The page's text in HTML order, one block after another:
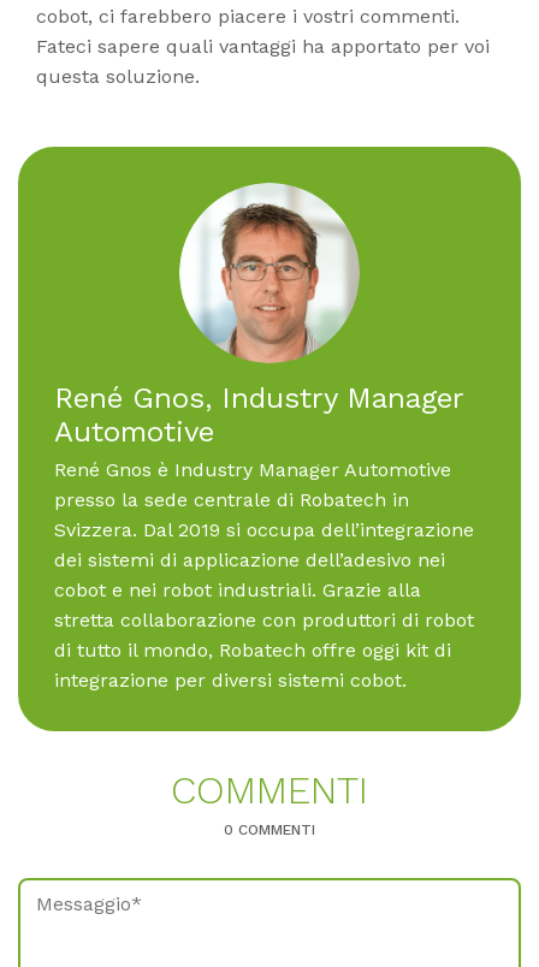
cobot, ci farebbero piacere i vostri commenti.
Fateci sapere quali vantaggi ha apportato per voi
questa soluzione.
René Gnos, In­dus­try Ma­na­ger
Au­to­mo­ti­ve
René Gnos è Industry Manager Automotive
presso la sede centrale di Robatech in
Svizzera. Dal 2019 si occupa dell’integrazione
dei sistemi di applicazione dell’adesivo nei
cobot e nei robot industriali. Grazie alla
stretta collaborazione con produttori di robot
di tutto il mondo, Robatech offre oggi kit di
integrazione per diversi sistemi cobot.
COM­MEN­TI
0 COMMENTI